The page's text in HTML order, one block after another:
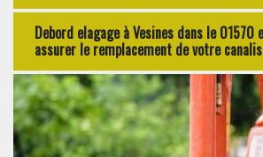
Debord elagage à Vesines dans le 01570
assurer le remplacement de votre